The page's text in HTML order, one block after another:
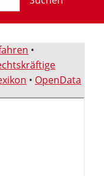
•
• OpenData